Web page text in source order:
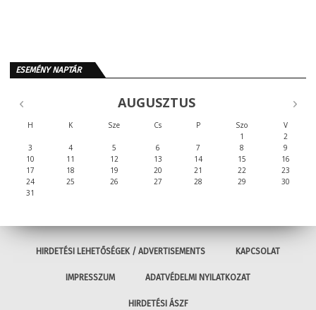
ESEMÉNY NAPTÁR
AUGUSZTUS
H K Sze Cs P Szo
V
1
2
3
4 5 6 7 8
9
10
11 12 13 14 15
16
17
18 19 20 21 22
23
24
25 26 27 28 29
30
31
HIRDETÉSI LEHETŐSÉGEK / ADVERTISEMENTS KAPCSOLAT
IMPRESSZUM ADATVÉDELMI NYILATKOZAT
HIRDETÉSI ÁSZF